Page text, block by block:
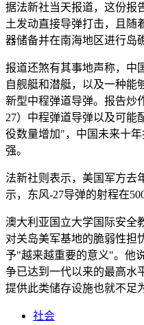
据法新社当天报道，这份报
土发动直接导弹打击，且随
器储备并在南海地区进行岛
报道还煞有其事地声称，中
自舰艇和潜艇，以及一种能
新型中程弹道导弹。报告炒
27）中程弹道导弹以及可能
役数量增加"，中国未来十
强。
法新社则表示，美国军方去
示，东风-27导弹的射程在
澳大利亚国立大学国际安全
对关岛美军基地的脆弱性担
予"越来越重要的意义"。他
争已达到一代以来的最高水
提供此类储存设施也就不足
社会